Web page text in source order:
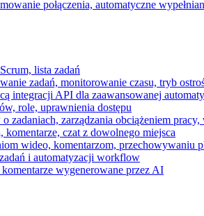
połączenia, automatyczne
lista zadań
zadań, monitorowanie czasu, tryb
integracji API dla zaawansowanej
role, uprawnienia dostępu
zadaniach, zarządzania obciążeniem
czat z dowolnego miejsca
wideo, komentarzom,
i automatyzacji workflow
wygenerowane przez AI